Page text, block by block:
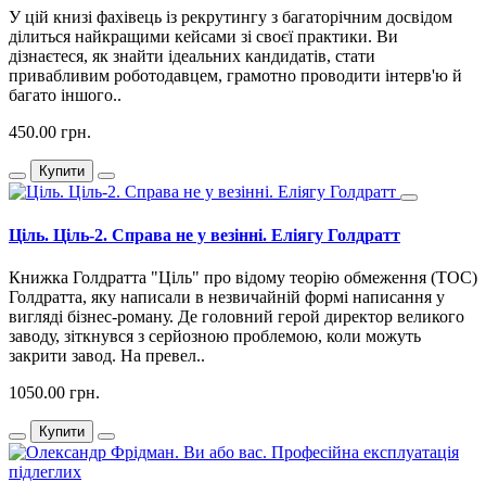
У цій книзі фахівець із рекрутингу з багаторічним досвідом
ділиться найкращими кейсами зі своєї практики. Ви
дізнаєтеся, як знайти ідеальних кандидатів, стати
привабливим роботодавцем, грамотно проводити інтерв'ю й
багато іншого..
450.00 грн.
Купити
Ціль. Ціль-2. Справа не у везінні. Еліягу Голдратт
Книжка Голдратта "Ціль" про відому теорію обмеження (ТОС)
Голдратта, яку написали в незвичайній формі написання у
вигляді бізнес-роману. Де головний герой директор великого
заводу, зіткнувся з серйозною проблемою, коли можуть
закрити завод. На превел..
1050.00 грн.
Купити